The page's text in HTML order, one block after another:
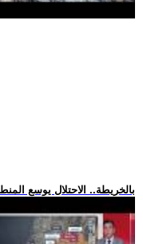
.. بالخريطة.. الاحتلال يوسع